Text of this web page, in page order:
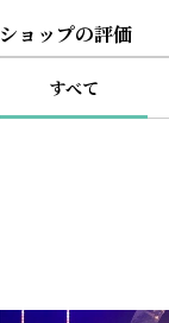
ショップの評価
すべて